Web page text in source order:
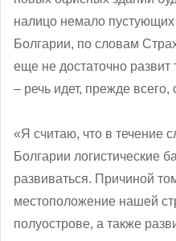
налицо немало
Болгарии, по словам
еще не достаточно развит
‒ речь идет, прежде всего,
«Я считаю, что в течение
Болгарии логистические
развиваться. Причиной
местоположение нашей
полуострове, а также